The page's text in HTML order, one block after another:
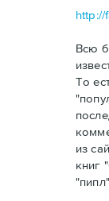
http://
Всю
То
из
книг